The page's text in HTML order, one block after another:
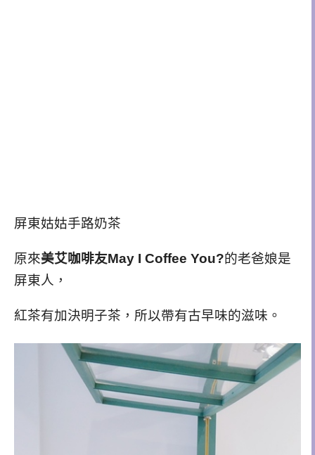
屏東姑姑手路奶茶
原來美艾咖啡友May I Coffee You?的老爸娘是
屏東人，
紅茶有加決明子茶，所以帶有古早味的滋味。